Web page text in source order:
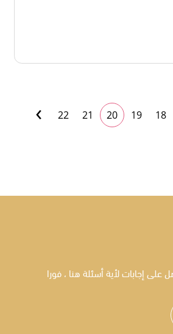
18
19
20
21
22
›
إجابات لأية أسئلة هنا ، فورا